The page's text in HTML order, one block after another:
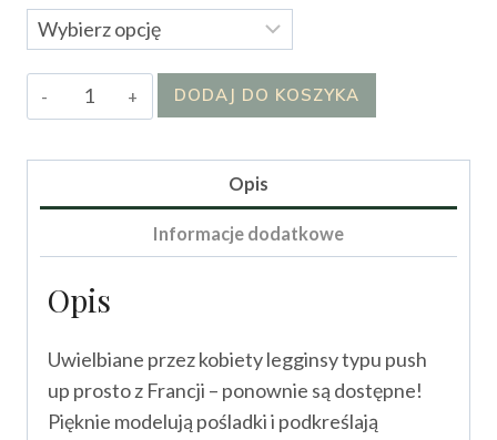
ilość
Leginsy
DODAJ DO KOSZYKA
Opis
Informacje dodatkowe
Opis
Uwielbiane przez kobiety legginsy typu push
up prosto z Francji – ponownie są dostępne!
Pięknie modelują pośladki i podkreślają